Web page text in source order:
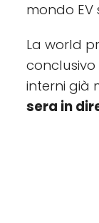
mondo
La world
interni già
sera in